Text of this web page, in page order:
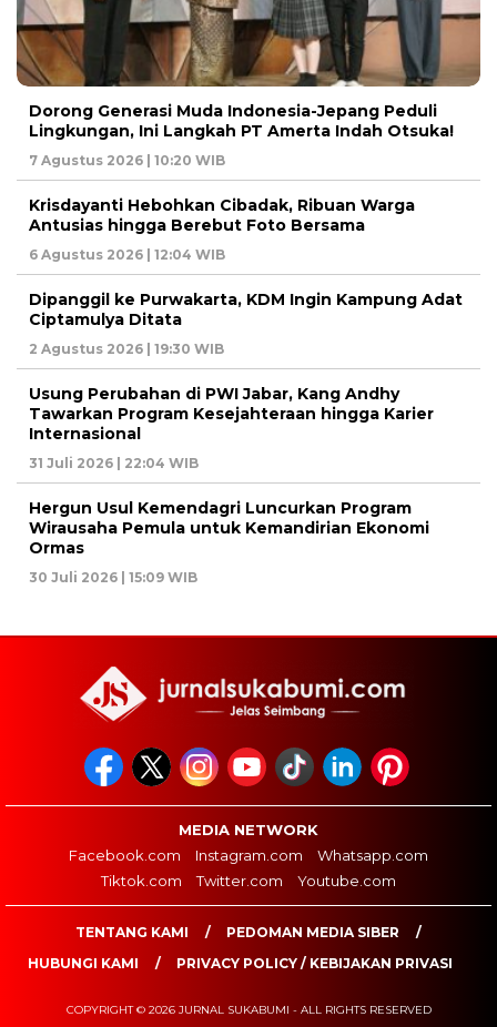
Dorong Generasi Muda Indonesia-Jepang Peduli
Lingkungan, Ini Langkah PT Amerta Indah Otsuka!
7 Agustus 2026 | 10:20 WIB
Krisdayanti Hebohkan Cibadak, Ribuan Warga
Antusias hingga Berebut Foto Bersama
6 Agustus 2026 | 12:04 WIB
Dipanggil ke Purwakarta, KDM Ingin Kampung Adat
Ciptamulya Ditata
2 Agustus 2026 | 19:30 WIB
Usung Perubahan di PWI Jabar, Kang Andhy
Tawarkan Program Kesejahteraan hingga Karier
Internasional
31 Juli 2026 | 22:04 WIB
Hergun Usul Kemendagri Luncurkan Program
Wirausaha Pemula untuk Kemandirian Ekonomi
Ormas
30 Juli 2026 | 15:09 WIB
MEDIA NETWORK
Facebook.com
Instagram.com
Whatsapp.com
Tiktok.com
Twitter.com Youtube.com
TENTANG KAMI
PEDOMAN MEDIA SIBER
HUBUNGI KAMI
PRIVACY POLICY / KEBIJAKAN PRIVASI
COPYRIGHT © 2026 JURNAL SUKABUMI - ALL RIGHTS RESERVED